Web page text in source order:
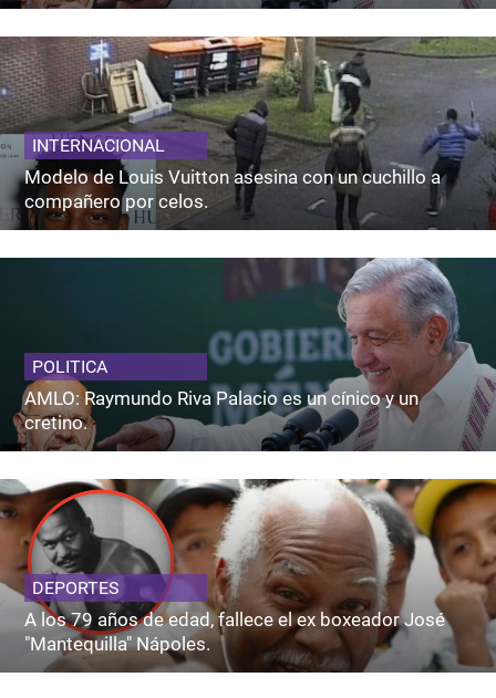
INTERNACIONAL
Modelo de Louis Vuitton asesina con un cuchillo a
compañero por celos.
POLITICA
AMLO: Raymundo Riva Palacio es un cínico y un
cretino.
DEPORTES
A los 79 años de edad, fallece el ex boxeador José
"Mantequilla" Nápoles.